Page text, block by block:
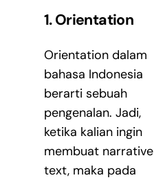
1. Orientation
Orientation dalam
bahasa Indonesia
berarti sebuah
pengenalan. Jadi,
ketika kalian ingin
membuat narrative
text, maka pada